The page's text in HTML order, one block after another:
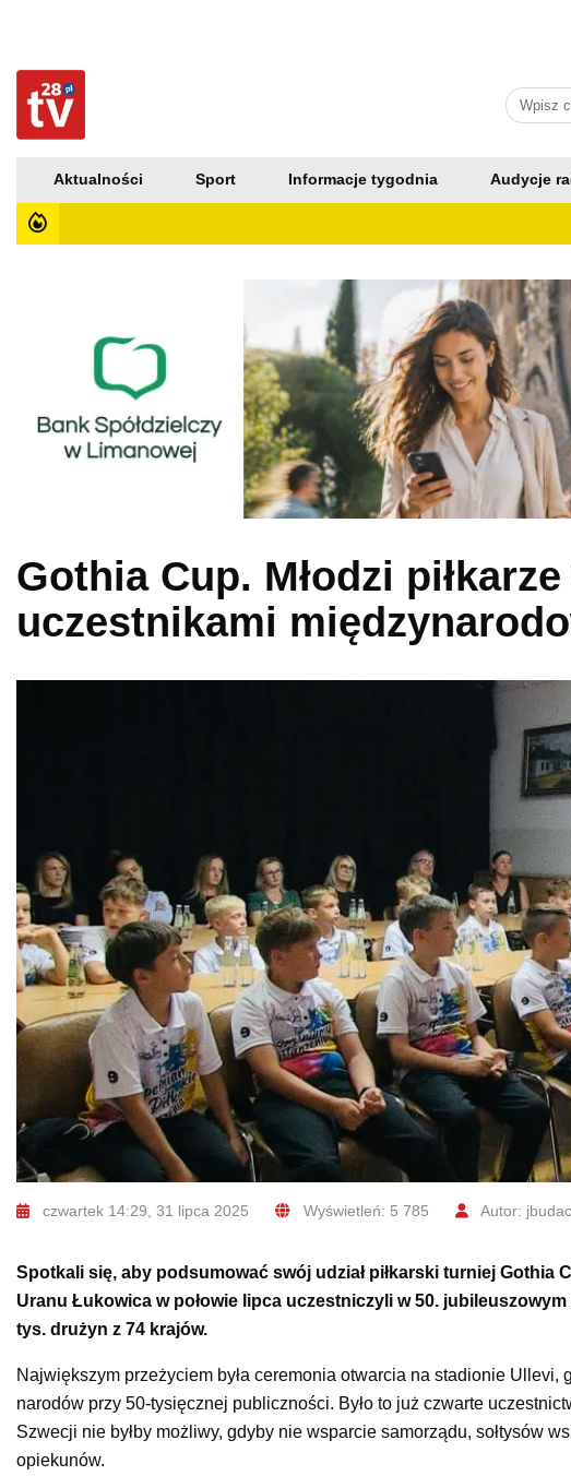
Aktualności Sport Informacje tygodnia Audycje
Gothia Cup. Młodzi
uczestnikami
czwartek 14:29, 31 lipca 2025 Wyświetleń: 5 785 Autor:
Spotkali się, aby podsumować swój udział piłkarski turniej Gothia
Uranu Łukowica w połowie lipca uczestniczyli w 50.
tys. drużyn z 74 krajów.
Największym przeżyciem była ceremonia otwarcia na stadionie
narodów przy 50-tysięcznej publiczności. Było to już czwarte
Szwecji nie byłby możliwy, gdyby nie wsparcie samorządu, sołtysów
opiekunów.